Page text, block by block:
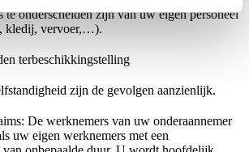
te onderscheiden zijn van uw eigen personeel
kledij, vervoer,…).
terbeschikkingstelling
zijn de gevolgen aanzienlijk.
De werknemers van uw onderaannemer
uw eigen werknemers met een